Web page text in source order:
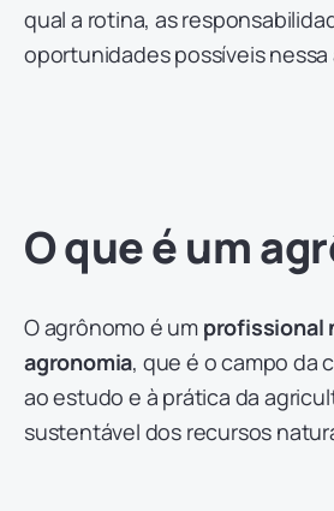
qual a rotina, as
oportunidades possíveis nessa
O que é um
O agrônomo é um profissional
agronomia, que é o campo da
ao estudo e à prática da
sustentável dos recursos